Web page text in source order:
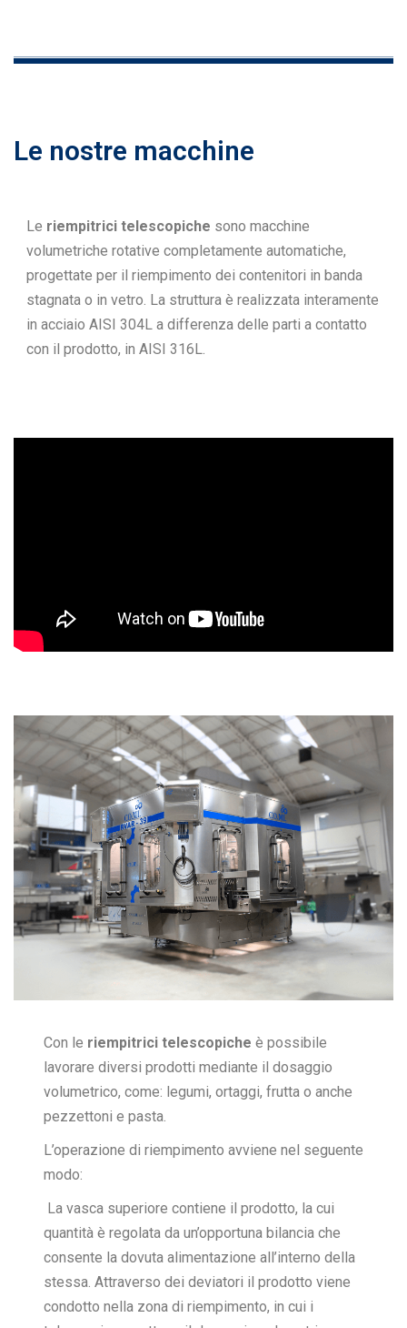
Le nostre macchine
Le riempitrici telescopiche sono macchine
volumetriche rotative completamente automatiche,
progettate per il riempimento dei contenitori in banda
stagnata o in vetro. La struttura è realizzata interamente
in acciaio AISI 304L a differenza delle parti a contatto
con il prodotto, in AISI 316L.
Con le riempitrici telescopiche è possibile
lavorare diversi prodotti mediante il dosaggio
volumetrico, come: legumi, ortaggi, frutta o anche
pezzettoni e pasta.
L’operazione di riempimento avviene nel seguente
modo:
La vasca superiore contiene il prodotto, la cui
quantità è regolata da un’opportuna bilancia che
consente la dovuta alimentazione all’interno della
stessa. Attraverso dei deviatori il prodotto viene
condotto nella zona di riempimento, in cui i